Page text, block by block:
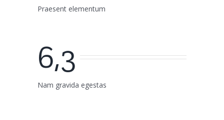
Praesent elementum
6,3
Nam gravida egestas